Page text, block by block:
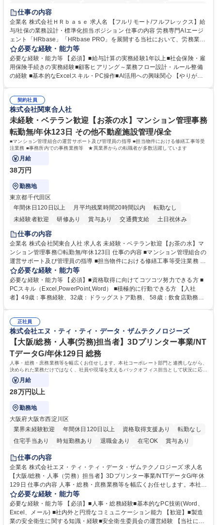
時短勤務あり
服装自由
仕事の内容
企業名 株式会社ＨＲｂａｓｅ 求人名 【フルリモート/フルフレックス】給
与/社保の業務設計・標準化担当ポジション 仕事の内容 労務専門AIエージ
ェント「HRbase」「HRbase PRO」を展開する当社において、労務業務
のオペレーション設計担当をクライアントの課題や要望をヒアリングし、
業務設計やシステム設定へと落とし込むポジションです。 【具体的に
は】・業務オペレーション設計（要件定義/顧客ヒアリング/業務オペレー
ションの洗い出し、ルール整備、システム設定) ・業務マニュアル作成、
（年調等の年次業務など） 募集職種 【フルリモート/フルフレックス】給
与/社保の業務設計・標準化担当ポジション
必要な経験・能力等
必要な経験・能力等 【必須】■給与計算の実務経験1年以上■社会保険・雇
用保険手続きの実務経験■顧客ヒアリング～業務フロー設計・ルール整備
の経験 ■基本的なExcelスキル・PC操作■AI活用への興味関心 【やりが
る設計にとどまらず、ご自身が現場のエキスパートとしてオペレーション
を実行する機会もあり、実務と改善の両面でスキルを発揮できる環境で
す。 学歴・資格 学歴：大学院 大学 高専 短大 専修学校 高校 語学力： 資
格：
契約社員
株式会社関東合人社
未経験・ベテラン歓迎【お茶の水】マンション管理事務
転勤無/年休123日 その他不動産施設管理/保全
■マンション管理組合の運営サポート及び管理員の指導 ■担当物件における修繕工事等受
注業務 ■事務所内での事務業務等 ★異業界からの転職者が多数活躍しています
月給
38万円
勤務地
東京都千代田区
年間休日120日以上
月平均残業時間20時間以内
転勤なし
未経験者歓迎
研修あり 賞与あり 交通費支給 土日祝休み
仕事の内容
企業名 株式会社関東合人社 求人名 未経験・ベテラン歓迎【お茶の水】マ
ンション管理事務◎転勤無/年休123日 仕事の内容 ■マンション管理組合の
運営サポート及び管理員の指導 ■担当物件における修繕工事等受注業務 ■
事務所内での事務業務等 ★異業界からの転職者が多数活躍しています
【年収補足】532万円 ＋別途インセンティヴで平均約100万円/年（昨年度
実績） ＋管理業務主任者資格手当50,000円/月 ★親会社である株式会社合
人社計画研究所社のグループ会社として、質の高いサービスと適性価格を
無/年休123日
必要な経験・能力等
必要な経験・能力等 【必須】■資格取得に向けてコツコツ努力できる方 ■
PCスキル（Excel,PowerPoint,Word） ■積極的に行動できる方 【入社
者】49歳：事務経験、32歳：ドラッグストア勤務、 58歳：飲食店勤務
得出来ております！ 【魅力】■フレックス制度、未経験からでも下限年収
を一律支給！ ■管理業務主任者資格取得後には50,000円/月の手当あり！
学歴・資格 学歴：大学院 大学 高専 短大 専修学校 高校 語学力： 資格：第
一種運転免許普通自動車
正社員
株式会社エヌ・ティ・ティ・データ・ザムテクノロジーズ
【大阪/総務・人事(労務)担当者】3Dプリンター事業/NT
TデータG/年休129日 総務
人事・総務・庶務業務等を幅広くお任せします。本社コーポレート部門と連携しながら、
決められた業務だけではなく、社員や現場を支えるバックオフィス担当として状況に応じ
て柔軟に対応いただくことを期待します。
月給
28万円以上
勤務地
大阪府大阪市西淀川区
業界未経験歓迎
年間休日120日以上 資格取得支援あり
転勤なし
住宅手当あり
時短勤務あり 退職金あり 在宅OK
賞与あり
完全週休2日制
仕事の内容
企業名 株式会社エヌ・ティ・ティ・データ・ザムテクノロジーズ 求人名
【大阪/総務・人事（労務）担当者】3Dプリンター事業/NTTデータG/年休
129日 仕事の内容 人事・総務・庶務業務等を幅広くお任せします。本社コ
ーポレート部門と連携しながら、決められた業務だけではなく、社員や現
場を支えるバックオフィス担当として状況に応じて柔軟に対応いただくこ
とを期待します。 【詳細】■入退社手続き、社員情報管理■入社時オリエ
ンテーションの実施■勤怠・各種申請内容の確認■採用業務のサポート■来
必要な経験・能力等
必要な経験・能力等 【必須】■人事・総務経験■基本的なPC技術(Word、
Excel、メール) ■社内外と円滑なコミュニケーション能力 【歓迎】■製造
業の安全衛生に関する知識・経験■安全衛生委員会の運営経験 【当社につ